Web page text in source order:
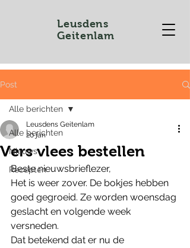
Leusdens
Geitenlam
Post
Alle berichten
Nieuws
Recepten
Alle berichten
Vers vlees bestellen
Leusdens Geitenlam
20 jan
Beste nieuwsbrieflezer,
Het is weer zover. De bokjes hebben
goed gegroeid. Ze worden woensdag
geslacht en volgende week
versneden.
Dat betekend dat er nu de